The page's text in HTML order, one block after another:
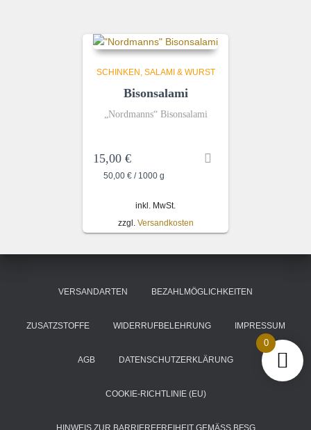
SCHINKEN, SALAMI & WURST
Bisonsalami
„Nordmanns“ Bisonsalami
15,00 €
50,00 € / 1000 g
inkl. MwSt.
zzgl. Versandkosten
VERSANDARTEN BEZAHLMÖGLICHKEITEN
ZUSATZSTOFFE WIDERRUFBELEHRUNG IMPRESSUM
AGB DATENSCHUTZERKLÄRUNG
COOKIE-RICHTLINIE (EU)
HINWEIS ZUR BARRIEREFREIHEIT GEMÄSS BFSG
0